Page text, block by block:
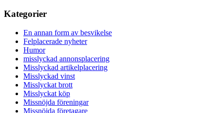
Kategorier
En annan form av besvikelse
Felplacerade nyheter
Humor
misslyckad annonsplacering
Misslyckad artikelplacering
Misslyckad vinst
Misslyckat brott
Misslyckat köp
Missnöjda föreningar
Missnöjda företagare